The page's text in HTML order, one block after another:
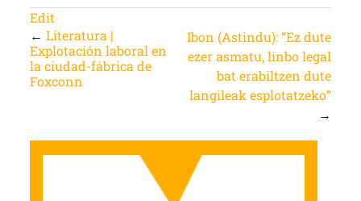
Edit
← Literatura |
Explotación laboral en
la ciudad-fábrica de
Foxconn
Ibon (Astindu): “Ez dute
ezer asmatu, linbo legal
bat erabiltzen dute
langileak esplotatzeko”
→